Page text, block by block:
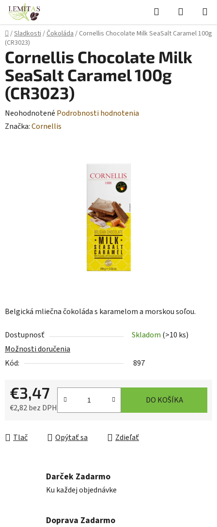
Prejsť
obsah
Hľadať
KOŠÍK
Domov
/Sladkosti/Čokoláda/ Cornellis Chocolate Milk SeaSalt Caramel 100g
(CR3023)
Belgická mliečna čokoláda s karamelom a morskou soľou.
Dostupnosť Skladom (>10 ks)
Možnosti doručenia
Kód:
897
€3,47
€2,82 bez DPH
DO KOŠÍKA
Tlač Opýtať sa Zdieľať
Cornellis Chocolate Milk
SeaSalt Caramel 100g
(CR3023)
Priemerné
hodnotenie
Neohodnotené Podrobnosti hodnotenia
Značka:Cornellis
Darček Zadarmo
Ku každej objednávke
Doprava Zadarmo